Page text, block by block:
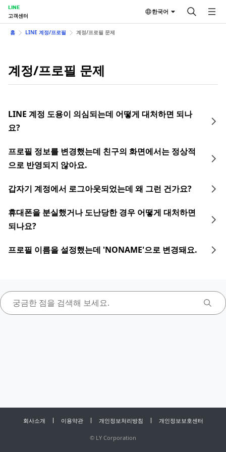
LINE
고객센터
한국어
홈 LINE 계정/프로필 계정/프로필 문제
계정/프로필 문제
LINE 계정 도용이 의심되는데 어떻게 대처하면 되나
요?
프로필 정보를 변경했는데 친구의 화면에서는 정상적
으로 반영되지 않아요.
갑자기 계정에서 로그아웃되었는데 왜 그런 건가요?
휴대폰을 분실했거나 도난당한 경우 어떻게 대처하면
되나요?
프로필 이름을 설정했는데 'NONAME'으로 변경돼요.
회사소개 이용약관 개인정보처리방침 개인정보보호센터
© LY Corporation